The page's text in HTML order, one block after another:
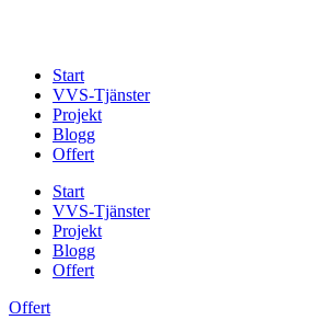
Start
VVS-Tjänster
Projekt
Blogg
Offert
Start
VVS-Tjänster
Projekt
Blogg
Offert
Offert